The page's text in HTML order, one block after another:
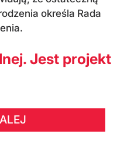
określa Rada
Jest projekt